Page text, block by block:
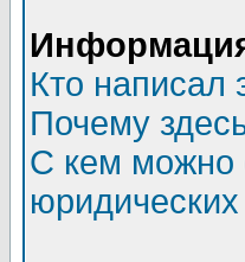
Кто написал
Почему
С кем можно